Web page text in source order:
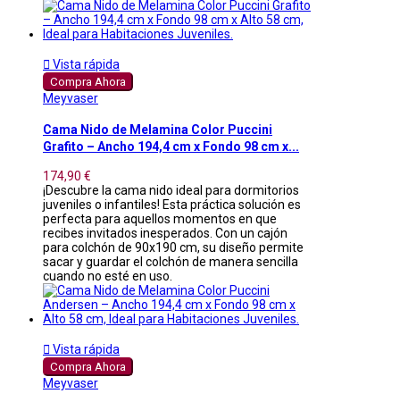
 Vista rápida
Compra Ahora
Meyvaser
Cama Nido de Melamina Color Puccini
Grafito – Ancho 194,4 cm x Fondo 98 cm x...
174,90 €
¡Descubre la cama nido ideal para dormitorios
juveniles o infantiles! Esta práctica solución es
perfecta para aquellos momentos en que
recibes invitados inesperados. Con un cajón
para colchón de 90x190 cm, su diseño permite
sacar y guardar el colchón de manera sencilla
cuando no esté en uso.
 Vista rápida
Compra Ahora
Meyvaser